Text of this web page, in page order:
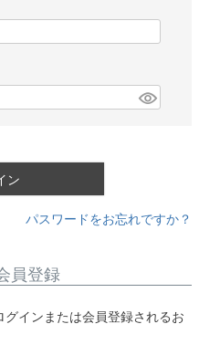
ン
パスワードをお忘れですか？
員登録
インまたは会員登録されるお